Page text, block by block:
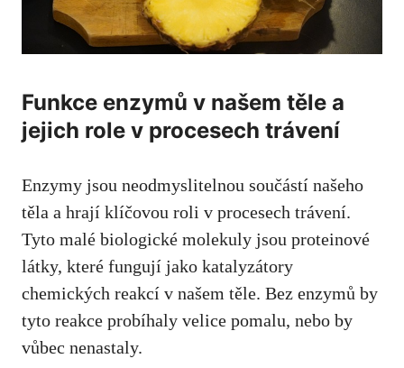
Funkce enzymů v našem těle a
jejich role v procesech trávení
Enzymy jsou neodmyslitelnou součástí našeho
těla a hrají klíčovou roli v procesech trávení.
Tyto malé biologické molekuly jsou proteinové
látky, které fungují jako katalyzátory
chemických reakcí v našem těle. Bez enzymů by
tyto reakce probíhaly velice pomalu, nebo by
vůbec nenastaly.